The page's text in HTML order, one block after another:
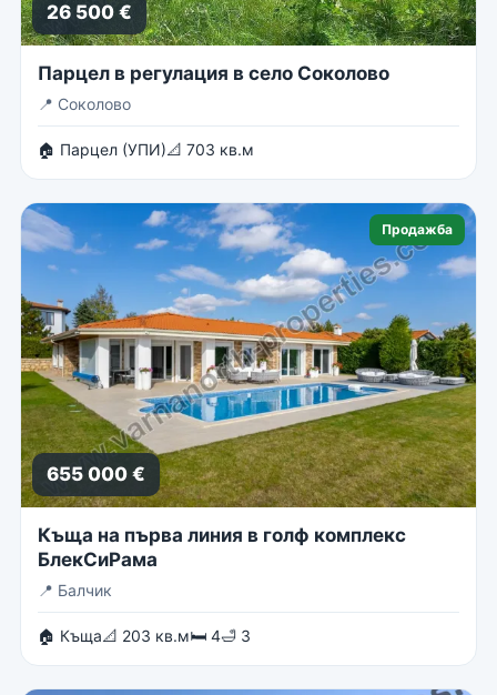
26 500 €
Парцел в регулация в село Соколово
📍 Соколово
🏠 Парцел (УПИ)📐 703 кв.м
Продажба
655 000 €
Къща на първа линия в голф комплекс
БлекСиРама
📍 Балчик
🏠 Къща📐 203 кв.м🛏 4🛁 3